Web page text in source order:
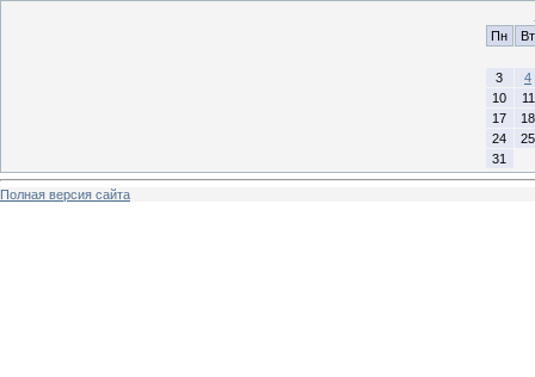
Пн
Вт
3
4
10
11
17
18
24
25
31
Полная версия сайта